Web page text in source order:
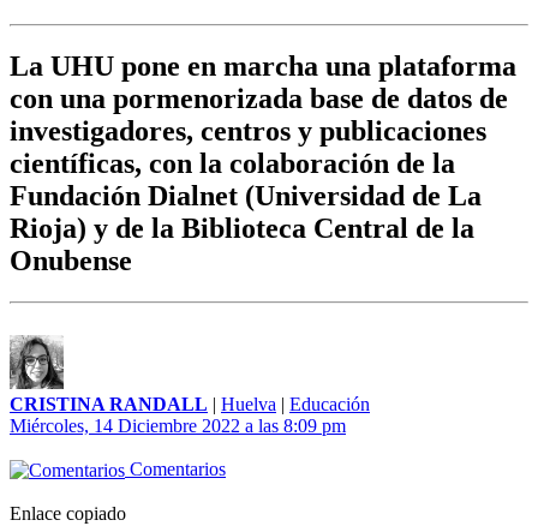
La UHU pone en marcha una plataforma
con una pormenorizada base de datos de
investigadores, centros y publicaciones
científicas, con la colaboración de la
Fundación Dialnet (Universidad de La
Rioja) y de la Biblioteca Central de la
Onubense
CRISTINA RANDALL | Huelva | Educación
Miércoles, 14 Diciembre 2022 a las 8:09 pm
Comentarios
Enlace copiado